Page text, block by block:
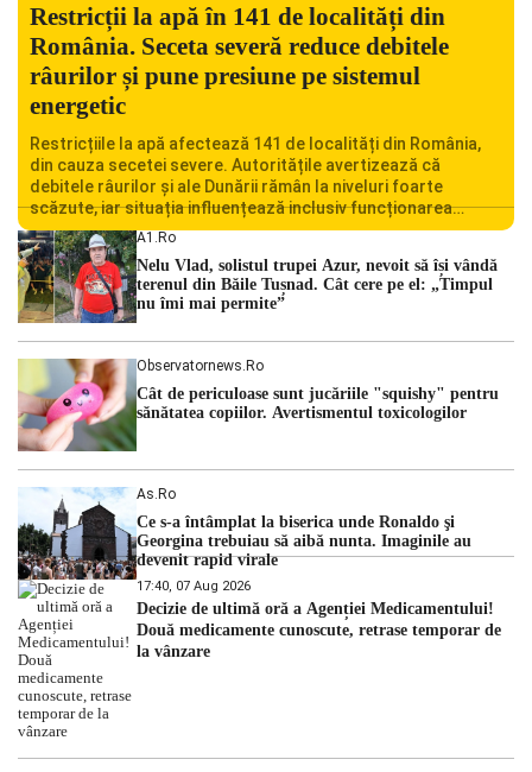
Restricții la apă în 141 de localități din
România. Seceta severă reduce debitele
râurilor și pune presiune pe sistemul
energetic
Restricțiile la apă afectează 141 de localități din România,
din cauza secetei severe. Autoritățile avertizează că
debitele râurilor și ale Dunării rămân la niveluri foarte
scăzute, iar situația influențează inclusiv funcționarea
Centralei Nucleare de la Cernavodă. România se confruntă
cu una dintre cele mai dificile perioade din punct de vedere
hidrologic din ultimii ani. Lipsa […]
A1.ro
Nelu Vlad, solistul trupei Azur, nevoit să își vândă
terenul din Băile Tușnad. Cât cere pe el: „Timpul
nu îmi mai permite”
Observatornews.ro
Cât de periculoase sunt jucăriile "squishy" pentru
sănătatea copiilor. Avertismentul toxicologilor
As.ro
Ce s-a întâmplat la biserica unde Ronaldo şi
Georgina trebuiau să aibă nunta. Imaginile au
devenit rapid virale
17:40, 07 Aug 2026
Decizie de ultimă oră a Agenției Medicamentului!
Două medicamente cunoscute, retrase temporar de
la vânzare